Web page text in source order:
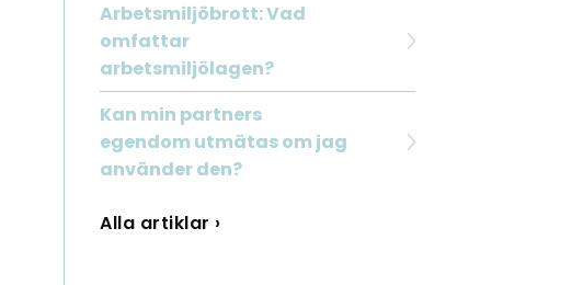
Arbetsmiljöbrott: Vad
omfattar
arbetsmiljölagen?
Kan min partners
egendom utmätas om jag
använder den?
Alla artiklar ›